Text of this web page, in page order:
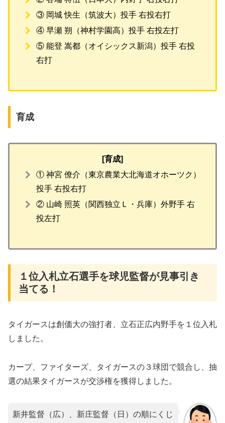
③ 岡城 快生（筑波大）投手 右投右打
④ 早瀬 朔（神村学園高）投手 右投左打
⑤ 能登 嵩都（オイシックス新潟）投手 右投
右打
育成
[育成]
① 神宮 僚介（東京農業大北海道オホーツク）
投手 右投右打
② 山崎 照英（関西独立Ｌ・兵庫）外野手 右
投左打
１位入札立石選手を球児監督が見事引き
当てる！
タイガースは創価大の強打者、立石正広内野手を１位入札
しました。
カープ、ファイターズ、タイガースの３球団で競合し、抽
選の結果タイガースが交渉権を獲得しました。
新井監督（広）、新庄監督（日）の順にくじ